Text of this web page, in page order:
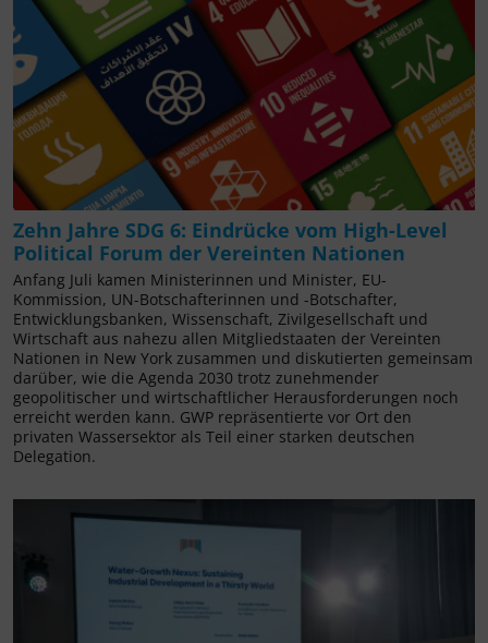
Zehn Jahre SDG 6: Eindrücke vom High-Level
Political Forum der Vereinten Nationen
Anfang Juli kamen Ministerinnen und Minister, EU-
Kommission, UN-Botschafterinnen und -Botschafter,
Entwicklungsbanken, Wissenschaft, Zivilgesellschaft und
Wirtschaft aus nahezu allen Mitgliedstaaten der Vereinten
Nationen in New York zusammen und diskutierten gemeinsam
darüber, wie die Agenda 2030 trotz zunehmender
geopolitischer und wirtschaftlicher Herausforderungen noch
erreicht werden kann. GWP repräsentierte vor Ort den
privaten Wassersektor als Teil einer starken deutschen
Delegation.